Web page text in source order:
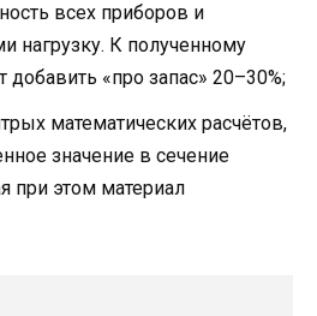
всех приборов и
нагрузку. К полученному
добавить «про запас» 20–30%;
математических расчётов,
значение в сечение
при этом материал